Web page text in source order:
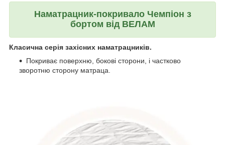
Наматрацник-покривало Чемпіон з
бортом від ВЕЛАМ
Класична серія захісних наматрацників.
Покриває поверхню, бокові сторони, і частково
зворотню сторону матраца.